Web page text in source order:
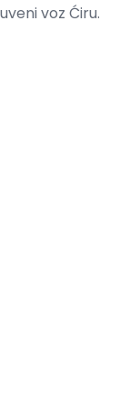
voz Ćiru.